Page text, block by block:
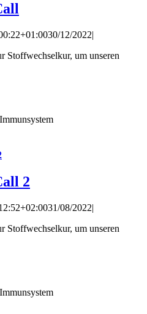
30/12/2022|
Stoffwechselkur, um unseren
2
31/08/2022|
Stoffwechselkur, um unseren